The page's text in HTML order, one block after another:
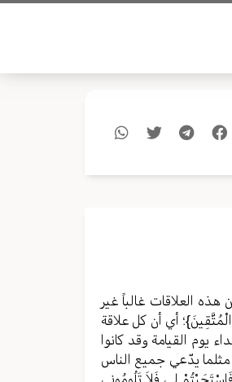
العلاقات غالباً غير
أي أن كل علاقة
يوم القيامة وقد كانوا
مثلما يدّعي جميع الناس